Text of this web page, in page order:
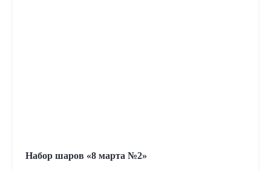
Набор шаров «8 марта №2»